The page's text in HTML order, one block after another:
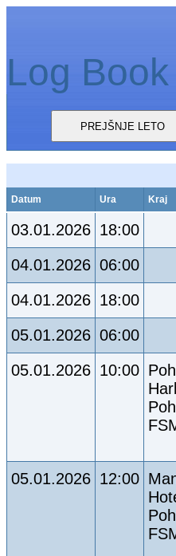
Log
Datum Ura Kraj
03.01.2026 18:00
04.01.2026 06:00
04.01.2026 18:00
05.01.2026 06:00
05.01.2026 10:00
05.01.2026 12:00